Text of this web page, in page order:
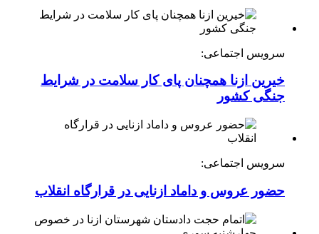
سرویس اجتماعی:
خیرین ازنا همچنان پای کار سلامت در شرایط
جنگی کشور
سرویس اجتماعی:
حضور عروس و داماد ازنایی در قرارگاه انقلاب